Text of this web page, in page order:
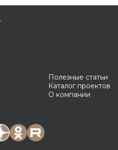
Полезные статьи
Каталог проектов
О компании